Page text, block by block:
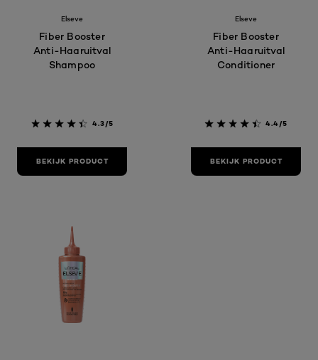
Elseve
Fiber Booster
Anti-Haaruitval
Shampoo
4.3/5
BEKIJK PRODUCT
Elseve
Fiber Booster
Anti-Haaruitval
Conditioner
4.4/5
BEKIJK PRODUCT